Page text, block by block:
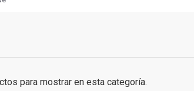
para mostrar en esta categoría.